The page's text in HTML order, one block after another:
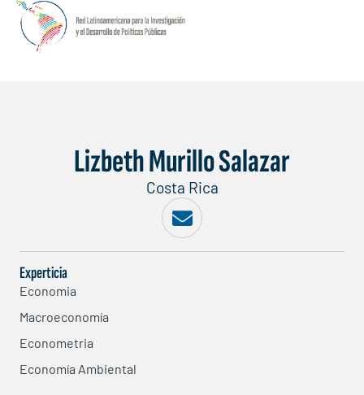
Lizbeth Murillo Salazar
Costa Rica
Experticia
Economia
Macroeconomía
Econometria
Economía Ambiental